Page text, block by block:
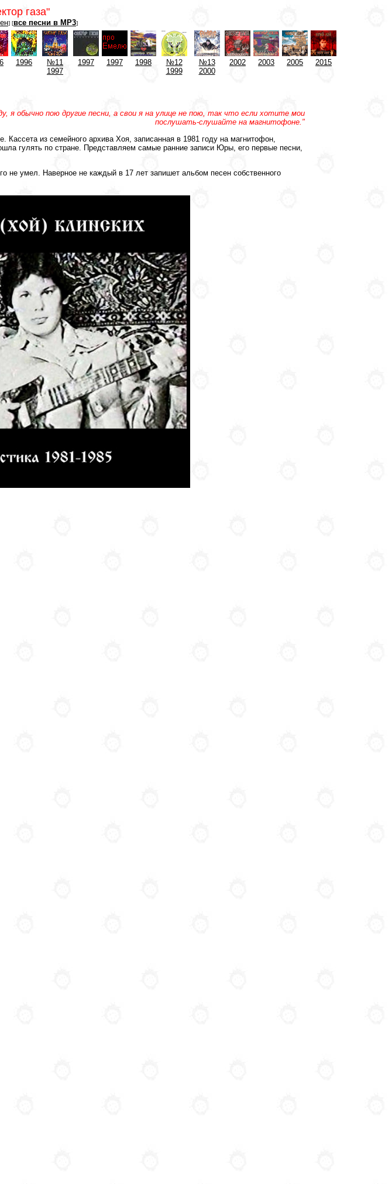
газа"
] [все песни в MP3]
1996
№11
1997
1997 1997 1998
№12
1999
№13
2000
2002 2003 2005 2015
я обычно пою другие песни, а свои я на улице не пою, так что если хотите мои
послушать-слушайте на магнитофоне."
из семейного архива Хоя, записанная в 1981 году на магнитофон,
гулять по стране. Представляем самые ранние записи Юры, его первые песни,
не умел. Наверное не каждый в 17 лет запишет альбом песен собственного